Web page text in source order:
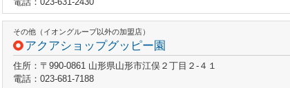
その他（イオングループ以外の加盟店）
アクアショップグッピー園
住所：〒990-0861 山形県山形市江俣２丁目２‐４１
電話：023-681-7188